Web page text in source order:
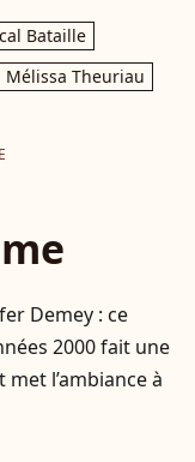
Bataille
Mélissa Theuriau
Demey : ce
2000 fait une
l’ambiance à